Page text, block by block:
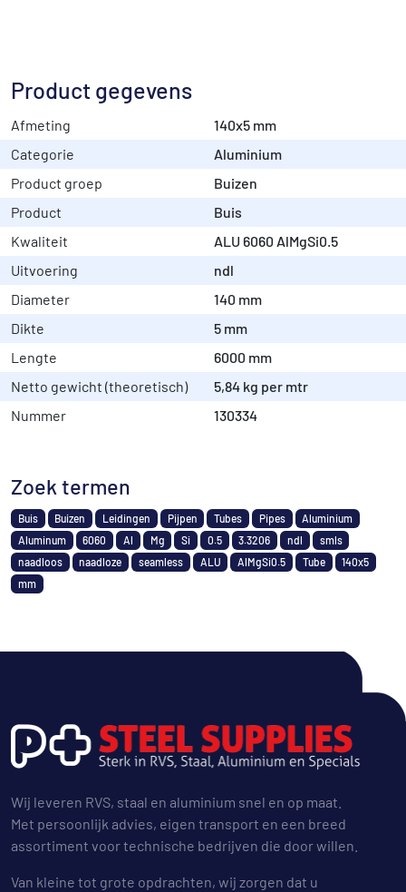
Product gegevens
Afmeting
140x5 mm
Categorie
Aluminium
Product groep
Buizen
Product
Buis
Kwaliteit
ALU 6060 AlMgSi0.5
Uitvoering
ndl
Diameter
140 mm
Dikte
5 mm
Lengte
6000 mm
Netto gewicht (theoretisch)
5,84 kg per mtr
Nummer
130334
Zoek termen
Buis Buizen Leidingen Pijpen Tubes Pipes
Aluminium
Aluminum
6060 Al Mg Si 0.5 3.3206 ndl
smls
naadloos
naadloze seamless ALU AlMgSi0.5 Tube
140x5
mm
Wij leveren RVS, staal en aluminium snel en op maat.
Met persoonlijk advies, eigen transport en een breed
assortiment voor technische bedrijven die door willen.
Van kleine tot grote opdrachten, wij zorgen dat u